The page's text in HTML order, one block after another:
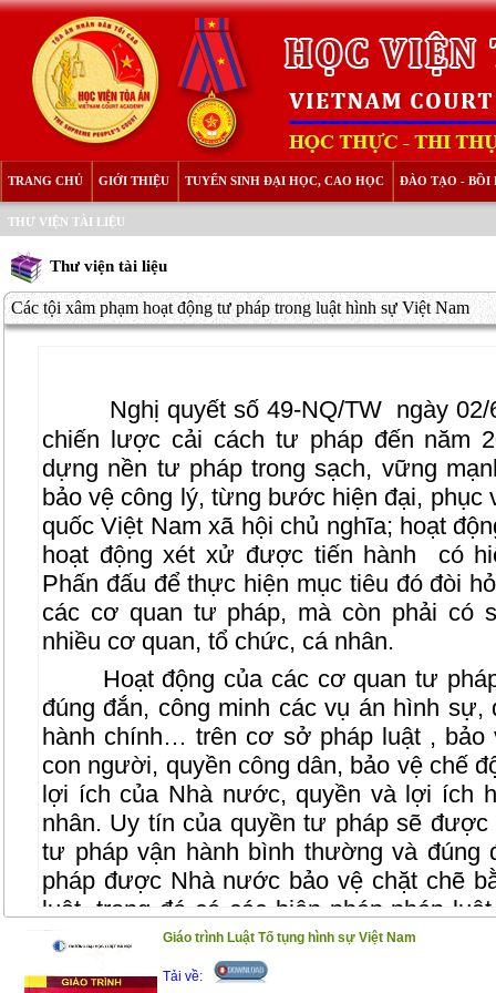
TRANG CHỦ GIỚI THIỆU TUYỂN SINH ĐẠI HỌC, CAO HỌC ĐÀO TẠO - BỒI
THƯ VIỆN TÀI LIỆU
Thư viện tài liệu
Các tội xâm phạm hoạt động tư pháp trong luật hình sự Việt Nam
Nghị quyết số 49-NQ/TW ngày
chiến lược cải cách tư pháp đến năm
dựng nền tư pháp trong sạch, vững
bảo vệ công lý, từng bước hiện đại, phục
quốc Việt Nam xã hội chủ nghĩa; hoạt
hoạt động xét xử được tiến hành
có
Phấn đấu để thực hiện mục tiêu đó đòi
các cơ quan tư pháp, mà còn phải có
nhiều cơ quan, tổ chức, cá nhân.
Hoạt động của các cơ quan tư
đúng đắn, công minh các vụ án hình
hành chính… trên cơ sở pháp luật , bảo
con người, quyền công dân, bảo vệ chế
lợi ích của Nhà nước, quyền và lợi ích
nhân. Uy tín của quyền tư pháp sẽ
tư pháp vận hành bình thường và đúng
pháp được Nhà nước bảo vệ chặt chẽ
luật, trong đó có các biện pháp pháp
phong kiến, các đạo luật lớn đã dành
quy định về các tội phạm này. Từ khi
Giáo trình Luật Tố tụng hình sự Việt Nam
Tải về: